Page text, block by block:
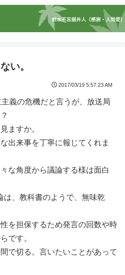
い。
2017/03/19 5:57:23 AM
義の危機だと言うが、放送局
ますか。
出来事を丁寧に報じてくれま
な角度から議論する様は面白
は、教科書のようで、無味乾
を担保するため発言の回数や時
です。
で切る。言いたいことがあって